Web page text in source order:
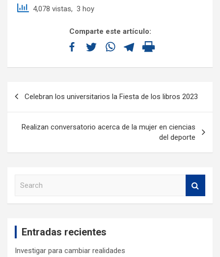
4,078 vistas, 3 hoy
Comparte este artículo:
Celebran los universitarios la Fiesta de los libros 2023
Realizan conversatorio acerca de la mujer en ciencias
del deporte
Entradas recientes
Investigar para cambiar realidades